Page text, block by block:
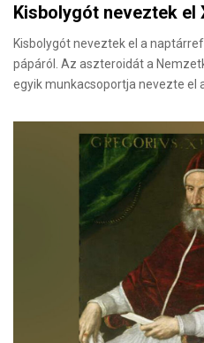
Kisbolygót neveztek el
Kisbolygót neveztek el a
pápáról. Az aszteroidát a
egyik munkacsoportja nevezte el